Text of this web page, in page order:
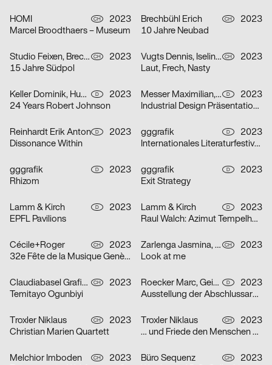
HOMI CH
2023
Marcel Broodthaers – Museum
Brechbühl Erich CH
2023
10 Jahre Neubad
Studio Feixen, Brechbühl Erich CH
2023
15 Jahre Südpol
Vugts Dennis, Iselin Marc, Funk Niclas CH
2023
Laut, Frech, Nasty
Keller Dominik, Huhn Jonas D
2023
24 Years Robert Johnson
Messer Maximilian, Körner Jonathan D
2023
Industrial Design Präsentationen 2023
Reinhardt Erik Anton D
2023
Dissonance Within
gggrafik D
2023
Internationales Literaturfestival Berlin
gggrafik D
2023
Rhizom
gggrafik D
2023
Exit Strategy
Lamm & Kirch D
2023
EPFL Pavilions
Lamm & Kirch D
2023
Raul Walch: Azimut Tempelhof – Collective Kite Flying
Cécile+Roger CH
2023
32e Fête de la Musique Genève
Zarlenga Jasmina, Borando Alessio CH
2023
Look at me
Claudiabasel Grafik & Interaktion CH
2023
Temitayo Ogunbiyi
Roecker Marc, Geiss Linus D
2023
Ausstellung der Abschlussarbeiten Master Architektur & Diplome Design
Troxler Niklaus CH
2023
Christian Marien Quartett
Troxler Niklaus CH
2023
… und Friede den Menschen auf Erden
Melchior Imboden CH
2023
Büro Sequenz CH
2023